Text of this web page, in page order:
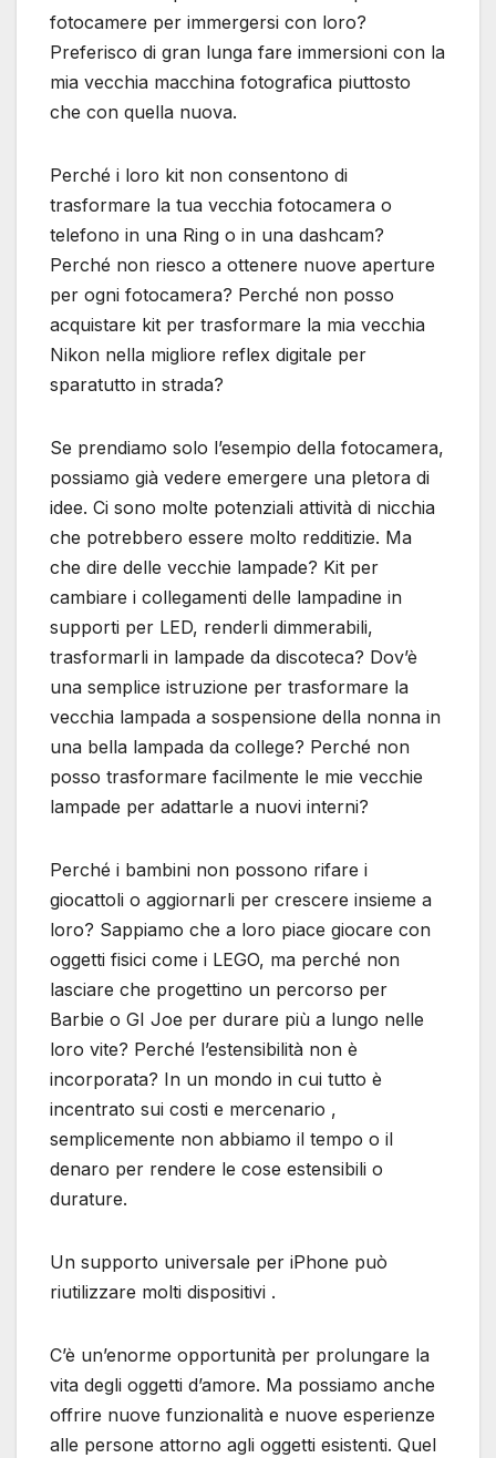
fotocamere per immergersi con loro?
Preferisco di gran lunga fare immersioni con la
mia vecchia macchina fotografica piuttosto
che con quella nuova.
Perché i loro kit non consentono di
trasformare la tua vecchia fotocamera o
telefono in una Ring o in una dashcam?
Perché non riesco a ottenere nuove aperture
per ogni fotocamera? Perché non posso
acquistare kit per trasformare la mia vecchia
Nikon nella migliore reflex digitale per
sparatutto in strada?
Se prendiamo solo l’esempio della fotocamera,
possiamo già vedere emergere una pletora di
idee. Ci sono molte potenziali attività di nicchia
che potrebbero essere molto redditizie. Ma
che dire delle vecchie lampade? Kit per
cambiare i collegamenti delle lampadine in
supporti per LED, renderli dimmerabili,
trasformarli in lampade da discoteca? Dov’è
una semplice istruzione per trasformare la
vecchia lampada a sospensione della nonna in
una bella lampada da college? Perché non
posso trasformare facilmente le mie vecchie
lampade per adattarle a nuovi interni?
Perché i bambini non possono rifare i
giocattoli o aggiornarli per crescere insieme a
loro? Sappiamo che a loro piace giocare con
oggetti fisici come i LEGO, ma perché non
lasciare che progettino un percorso per
Barbie o GI Joe per durare più a lungo nelle
loro vite? Perché l’estensibilità non è
incorporata? In un mondo in cui tutto è
incentrato sui costi e mercenario ,
semplicemente non abbiamo il tempo o il
denaro per rendere le cose estensibili o
durature.
Un supporto universale per iPhone può
riutilizzare molti dispositivi .
C’è un’enorme opportunità per prolungare la
vita degli oggetti d’amore. Ma possiamo anche
offrire nuove funzionalità e nuove esperienze
alle persone attorno agli oggetti esistenti. Quel